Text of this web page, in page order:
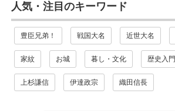
人気・注目のキーワード
豊臣兄弟！ 戦国大名 近世大名
家紋 お城 暮し・文化 歴史入門
上杉謙信 伊達政宗 織田信長